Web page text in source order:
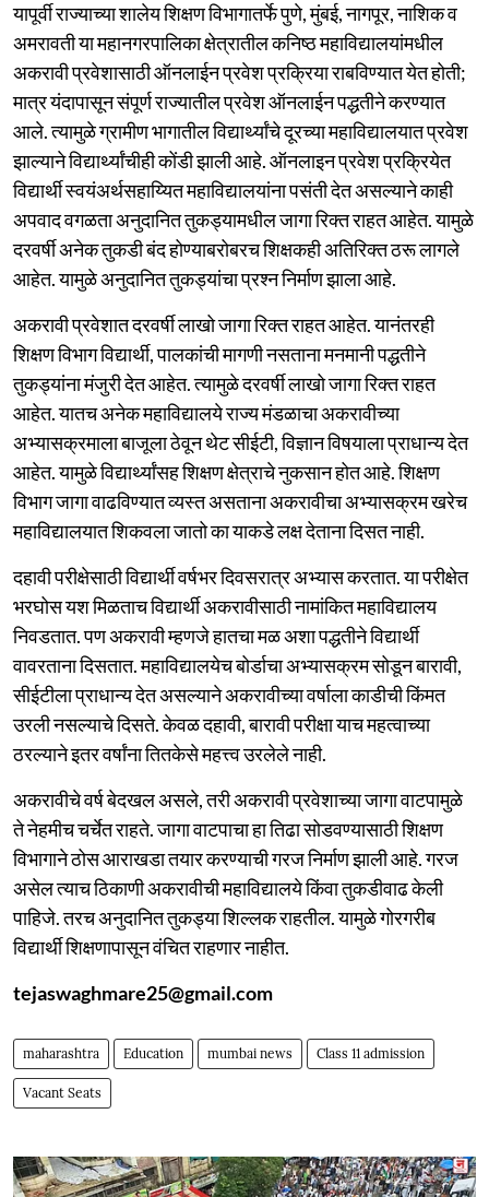
यापूर्वी राज्याच्या शालेय शिक्षण विभागातर्फे पुणे, मुंबई, नागपूर, नाशिक व
अमरावती या महानगरपालिका क्षेत्रातील कनिष्ठ महाविद्यालयांमधील
अकरावी प्रवेशासाठी ऑनलाईन प्रवेश प्रक्रिया राबविण्यात येत होती;
मात्र यंदापासून संपूर्ण राज्यातील प्रवेश ऑनलाईन पद्धतीने करण्यात
आले. त्यामुळे ग्रामीण भागातील विद्यार्थ्यांचे दूरच्या महाविद्यालयात प्रवेश
झाल्याने विद्यार्थ्यांचीही कोंडी झाली आहे. ऑनलाइन प्रवेश प्रक्रियेत
विद्यार्थी स्वयंअर्थसहाय्यित महाविद्यालयांना पसंती देत असल्याने काही
अपवाद वगळता अनुदानित तुकड्यामधील जागा रिक्त राहत आहेत. यामुळे
दरवर्षी अनेक तुकडी बंद होण्याबरोबरच शिक्षकही अतिरिक्त ठरू लागले
आहेत. यामुळे अनुदानित तुकड्यांचा प्रश्न निर्माण झाला आहे.
अकरावी प्रवेशात दरवर्षी लाखो जागा रिक्त राहत आहेत. यानंतरही
शिक्षण विभाग विद्यार्थी, पालकांची मागणी नसताना मनमानी पद्धतीने
तुकड्यांना मंजुरी देत आहेत. त्यामुळे दरवर्षी लाखो जागा रिक्त राहत
आहेत. यातच अनेक महाविद्यालये राज्य मंडळाचा अकरावीच्या
अभ्यासक्रमाला बाजूला ठेवून थेट सीईटी, विज्ञान विषयाला प्राधान्य देत
आहेत. यामुळे विद्यार्थ्यांसह शिक्षण क्षेत्राचे नुकसान होत आहे. शिक्षण
विभाग जागा वाढविण्यात व्यस्त असताना अकरावीचा अभ्यासक्रम खरेच
महाविद्यालयात शिकवला जातो का याकडे लक्ष देताना दिसत नाही.
दहावी परीक्षेसाठी विद्यार्थी वर्षभर दिवसरात्र अभ्यास करतात. या परीक्षेत
भरघोस यश मिळताच विद्यार्थी अकरावीसाठी नामांकित महाविद्यालय
निवडतात. पण अकरावी म्हणजे हातचा मळ अशा पद्धतीने विद्यार्थी
वावरताना दिसतात. महाविद्यालयेच बोर्डाचा अभ्यासक्रम सोडून बारावी,
सीईटीला प्राधान्य देत असल्याने अकरावीच्या वर्षाला काडीची किंमत
उरली नसल्याचे दिसते. केवळ दहावी, बारावी परीक्षा याच महत्वाच्या
ठरल्याने इतर वर्षांना तितकेसे महत्त्व उरलेले नाही.
अकरावीचे वर्ष बेदखल असले, तरी अकरावी प्रवेशाच्या जागा वाटपामुळे
ते नेहमीच चर्चेत राहते. जागा वाटपाचा हा तिढा सोडवण्यासाठी शिक्षण
विभागाने ठोस आराखडा तयार करण्याची गरज निर्माण झाली आहे. गरज
असेल त्याच ठिकाणी अकरावीची महाविद्यालये किंवा तुकडीवाढ केली
पाहिजे. तरच अनुदानित तुकड्या शिल्लक राहतील. यामुळे गोरगरीब
विद्यार्थी शिक्षणापासून वंचित राहणार नाहीत.
tejaswaghmare25@gmail.com
maharashtra Education mumbai news Class 11 admission
Vacant Seats